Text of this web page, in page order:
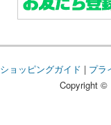
ショッピングガイド | プラ
Copyright ©